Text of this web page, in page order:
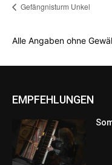
Gefängnisturm Unkel
Alle Angaben ohne
EMPFEHLUNGEN